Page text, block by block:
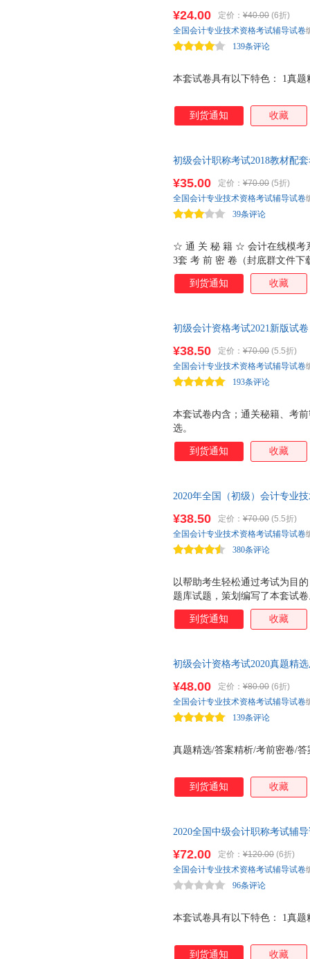
本套试卷具有以下特色： 1真
¥24.00 定价： ¥40.00 (6折)
139条评论
全国会计专业技术资格考试辅导试卷
到货通知 收藏
初级会计职称考试2018教材配
☆ 通 关 秘 籍 ☆ 会计在线模
3套 考 前 密 卷（封底群文件下
¥35.00 定价： ¥70.00 (5折)
39条评论
全国会计专业技术资格考试辅导试卷
到货通知 收藏
初级会计资格考试2021新版试
本套试卷内含；通关秘籍、考
选。
¥38.50 定价： ¥70.00 (5.5折)
193条评论
全国会计专业技术资格考试辅导试卷
到货通知 收藏
2020年全国（初级）会计专业
以帮助考生轻松通过考试为目
题库试题，策划编写了本套试
高考生成绩。 本套试卷特点如
析。 (3)全真模拟，还原考场
¥38.50 定价： ¥70.00 (5.5折)
380条评论
全国会计专业技术资格考试辅导试卷
到货通知 收藏
初级会计资格考试2020真题精
真题精选/答案精析/考前密卷/答
¥48.00 定价： ¥80.00 (6折)
139条评论
全国会计专业技术资格考试辅导试卷
到货通知 收藏
2020全国中级会计职称考试辅
本套试卷具有以下特色： 1真
¥72.00 定价： ¥120.00 (6折)
96条评论
全国会计专业技术资格考试辅导试卷
到货通知 收藏